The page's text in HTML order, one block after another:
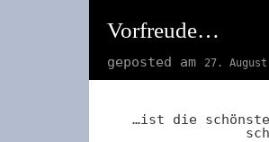
Vorfreude…
geposted am 27.
…ist die